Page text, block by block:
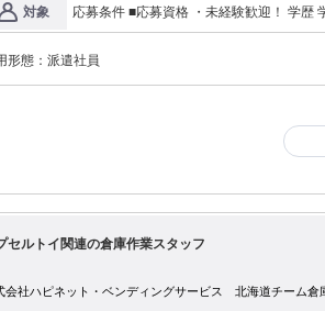
対象
応募条件 ■応募資格
形態： 派遣社員
セルトイ関連の倉庫作業スタッフ
会社ハピネット・ベンディングサービス 北海道チーム倉